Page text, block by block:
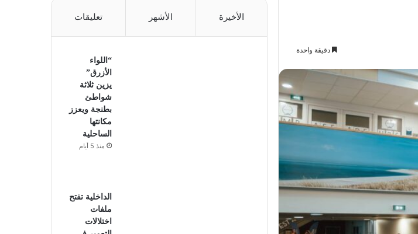
دقيقة واحدة
الأخيرة الأشهر تعليقات
“اللواء
الأزرق”
يزين ثلاثة
شواطئ
بطنجة ويعزز
مكانتها
الساحلية
منذ 5 أيام
الداخلية تفتح
ملفات
اختلالات